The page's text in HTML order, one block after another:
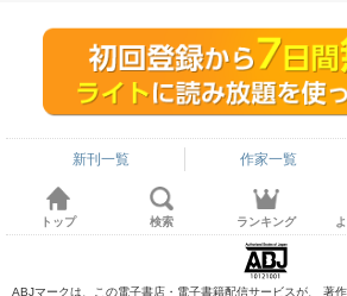
新刊一覧 作家一覧
トップ 検索 ランキング
ABJマークは、この電子書店・電子書籍配信サービスが、 著